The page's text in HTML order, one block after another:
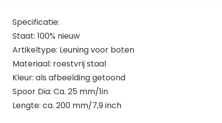
Specificatie:
Staat: 100% nieuw
Artikeltype: Leuning voor boten
Materiaal: roestvrij staal
Kleur: als afbeelding getoond
Spoor Dia: Ca. 25 mm/1in
Lengte: ca. 200 mm/7,9 inch